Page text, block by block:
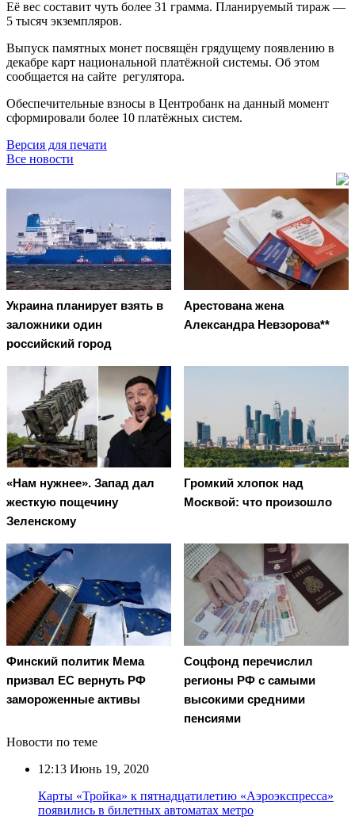
Её вес составит чуть более 31 грамма. Планируемый тираж —
5 тысяч экземпляров.
Выпуск памятных монет посвящён грядущему появлению в
декабре карт национальной платёжной системы. Об этом
сообщается на сайте регулятора.
Обеспечительные взносы в Центробанк на данный момент
сформировали более 10 платёжных систем.
Версия для печати
Все новости
Украина планирует взять в
заложники один
российский город
Арестована жена
Александра Невзорова**
«Нам нужнее». Запад дал
жесткую пощечину
Зеленскому
Громкий хлопок над
Москвой: что произошло
Финский политик Мема
призвал ЕС вернуть РФ
замороженные активы
Соцфонд перечислил
регионы РФ с самыми
высокими средними
пенсиями
Новости по теме
12:13 Июнь 19, 2020
Карты «Тройка» к пятнадцатилетию «Аэроэкспресса»
появились в билетных автоматах метро